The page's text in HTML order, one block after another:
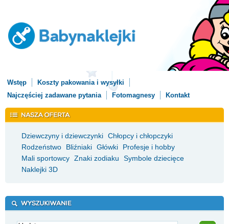
Wstęp
Koszty pakowania i wysyłki
Najczęściej zadawane pytania
Fotomagnesy Kontakt
Dziewczyny i dziewczynki Chłopcy i chłopczyki
Rodzeństwo
Bliźniaki Główki
Profesje i hobby
Mali sportowcy Znaki zodiaku
Symbole dziecięce
Naklejki 3D